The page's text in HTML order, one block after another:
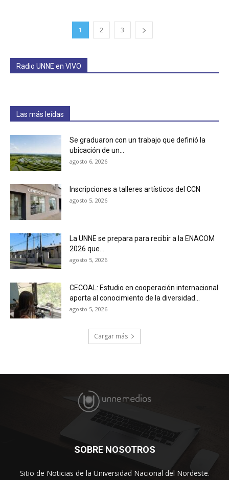
1 2 3
Radio UNNE en VIVO
Las más leídas
Se graduaron con un trabajo que definió la
ubicación de un...
agosto 6, 2026
Inscripciones a talleres artísticos del CCN
agosto 5, 2026
La UNNE se prepara para recibir a la ENACOM
2026 que...
agosto 5, 2026
CECOAL: Estudio en cooperación internacional
aporta al conocimiento de la diversidad...
agosto 5, 2026
Cargar más
SOBRE NOSOTROS
Sitio de Noticias de la Universidad Nacional del Nordeste.